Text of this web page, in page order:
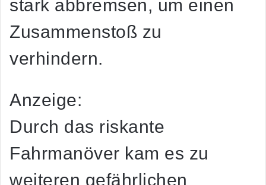
stark abbremsen, um einen
Zusammenstoß zu
verhindern.
Anzeige:
Durch das riskante
Fahrmanöver kam es zu
weiteren gefährlichen